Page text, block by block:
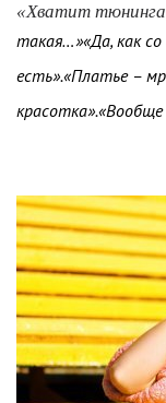
«Хватит
такая…»«Да, как
есть».«Платье –